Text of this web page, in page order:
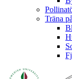
Träna